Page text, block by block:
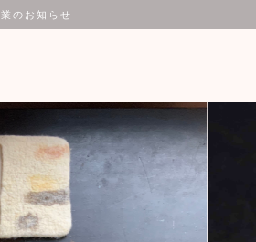
のお知らせ